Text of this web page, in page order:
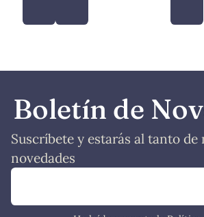
Boletín de
Suscríbete y estarás al tanto de
novedades